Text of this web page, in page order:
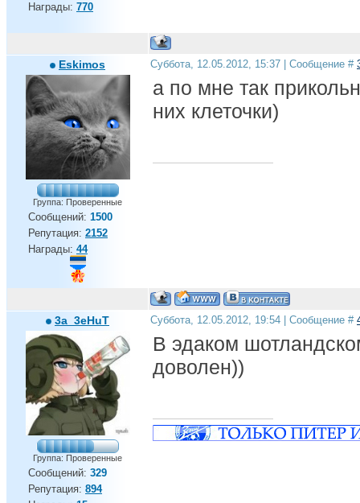
Награды: 770
Eskimos
Группа: Проверенные
Сообщений: 1500
Репутация: 2152
Награды: 44
Суббота, 12.05.2012, 15:37 | Сообщение #
а по мне так
них клеточки)
3a_3eHuT
Группа: Проверенные
Сообщений: 329
Репутация: 894
Суббота, 12.05.2012, 19:54 | Сообщение #
В эдаком
доволен))